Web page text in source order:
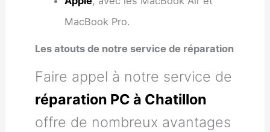
MacBook Pro.
Les atouts de notre service de réparation
Faire appel à notre service de
réparation PC à Chatillon
offre de nombreux avantages